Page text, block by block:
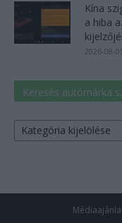
Kína
a hiba
2026-08-
Keresés autómárka
Keresés
autómárka